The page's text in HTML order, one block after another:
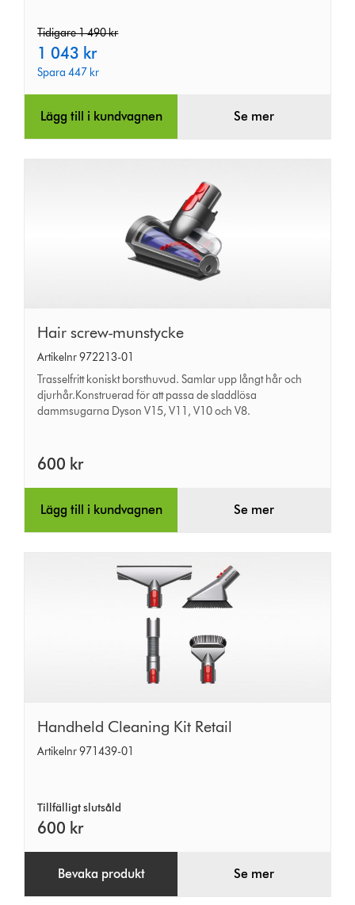
Tidigare 1 490 kr
1 043 kr
Spara 447 kr
Lägg till i kundvagnen Se mer
Hair
screw-
munstycke
Hair screw-munstycke
Artikelnr 972213-01
Trasselfritt koniskt borsthuvud. Samlar upp långt hår och
djurhår.Konstruerad för att passa de sladdlösa
dammsugarna Dyson V15, V11, V10 och V8.
600 kr
Lägg till i kundvagnen Se mer
Handheld
Cleaning
Handheld Cleaning Kit Retail
Artikelnr 971439-01
Tillfälligt slutsåld
600 kr
Bevaka produkt Se mer